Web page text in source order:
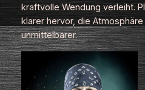
kraftvolle Wendung verleiht.
klarer hervor, die
unmittelbarer.